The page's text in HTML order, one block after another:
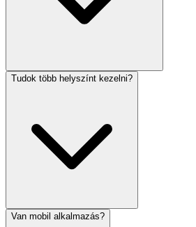
Tudok több helyszínt kezelni?
Van mobil alkalmazás?